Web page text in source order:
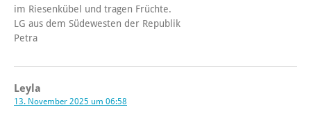
im Riesenkübel und tragen Früchte.
LG aus dem Südewesten der Republik
Petra
Leyla
13. November 2025 um 06:58